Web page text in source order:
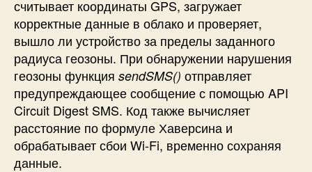
считывает координаты GPS, загружает
корректные данные в облако и проверяет,
вышло ли устройство за пределы заданного
радиуса геозоны. При обнаружении нарушения
геозоны функция sendSMS() отправляет
предупреждающее сообщение с помощью API
Circuit Digest SMS. Код также вычисляет
расстояние по формуле Хаверсина и
обрабатывает сбои Wi-Fi, временно сохраняя
данные.